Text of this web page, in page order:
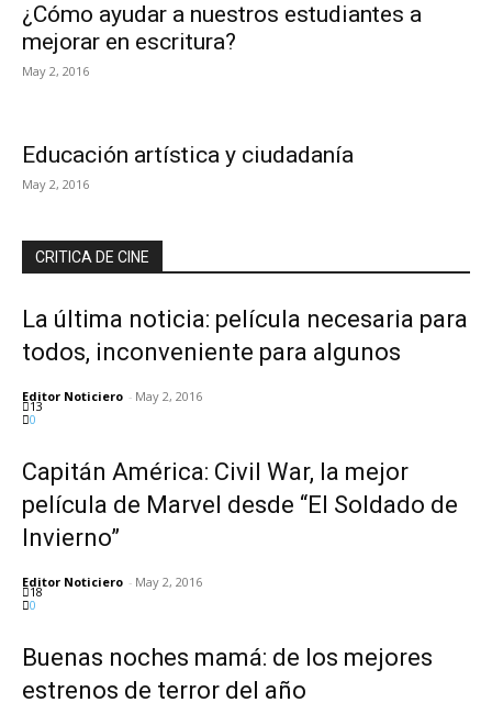
¿Cómo ayudar a nuestros estudiantes a
mejorar en escritura?
May 2, 2016
Educación artística y ciudadanía
May 2, 2016
CRITICA DE CINE
La última noticia: película necesaria para
todos, inconveniente para algunos
Editor Noticiero - May 2, 2016
13
0
Capitán América: Civil War, la mejor
película de Marvel desde “El Soldado de
Invierno”
Editor Noticiero - May 2, 2016
18
0
Buenas noches mamá: de los mejores
estrenos de terror del año